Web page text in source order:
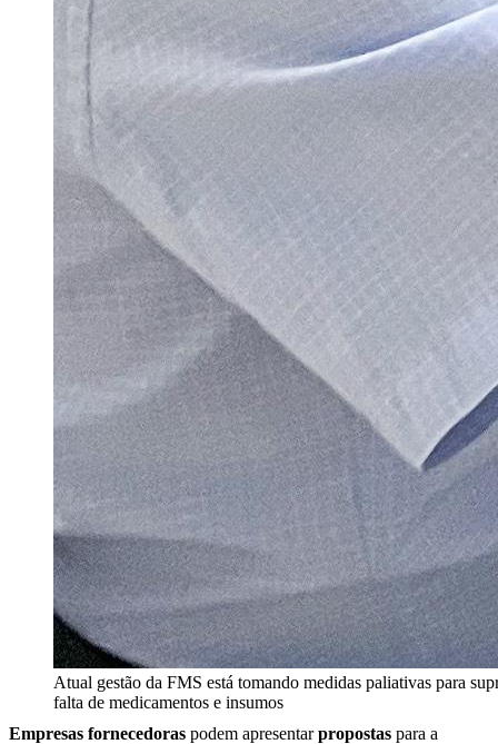
Atual gestão da FMS está tomando medidas paliativas para
falta de medicamentos e insumos
Empresas fornecedoras podem apresentarpropostas para a